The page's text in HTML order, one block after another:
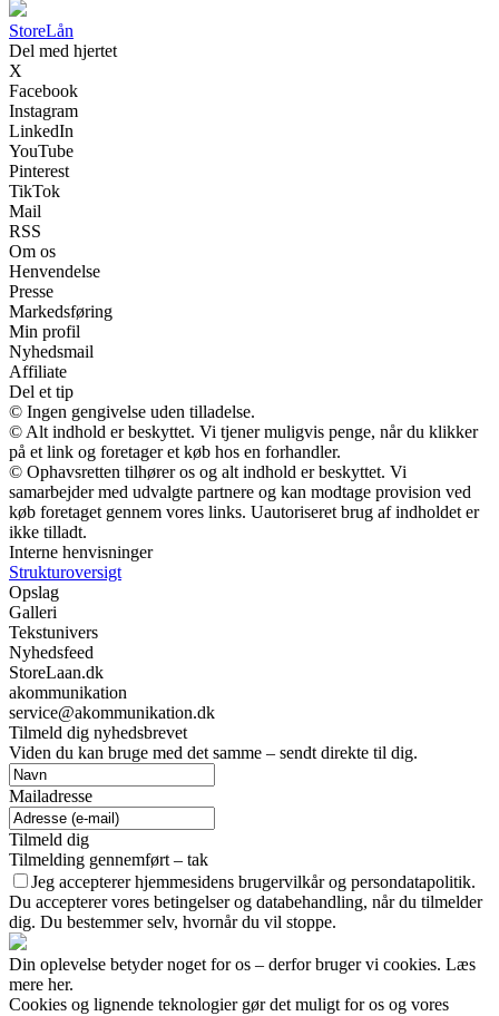
StoreLån
Del med hjertet
X
Facebook
Instagram
LinkedIn
YouTube
Pinterest
TikTok
Mail
RSS
Om os
Henvendelse
Presse
Markedsføring
Min profil
Nyhedsmail
Affiliate
Del et tip
© Ingen gengivelse uden tilladelse.
© Alt indhold er beskyttet. Vi tjener muligvis penge, når du klikker
på et link og foretager et køb hos en forhandler.
© Ophavsretten tilhører os og alt indhold er beskyttet. Vi
samarbejder med udvalgte partnere og kan modtage provision ved
køb foretaget gennem vores links. Uautoriseret brug af indholdet er
ikke tilladt.
Interne henvisninger
Strukturoversigt
Opslag
Galleri
Tekstunivers
Nyhedsfeed
StoreLaan.dk
akommunikation
service@akommunikation.dk
Tilmeld dig nyhedsbrevet
Viden du kan bruge med det samme – sendt direkte til dig.
Mailadresse
Tilmeld dig
Tilmelding gennemført – tak
Jeg accepterer hjemmesidens brugervilkår og persondatapolitik.
Du accepterer vores betingelser og databehandling, når du tilmelder
dig. Du bestemmer selv, hvornår du vil stoppe.
Din oplevelse betyder noget for os – derfor bruger vi cookies. Læs
mere her.
Cookies og lignende teknologier gør det muligt for os og vores